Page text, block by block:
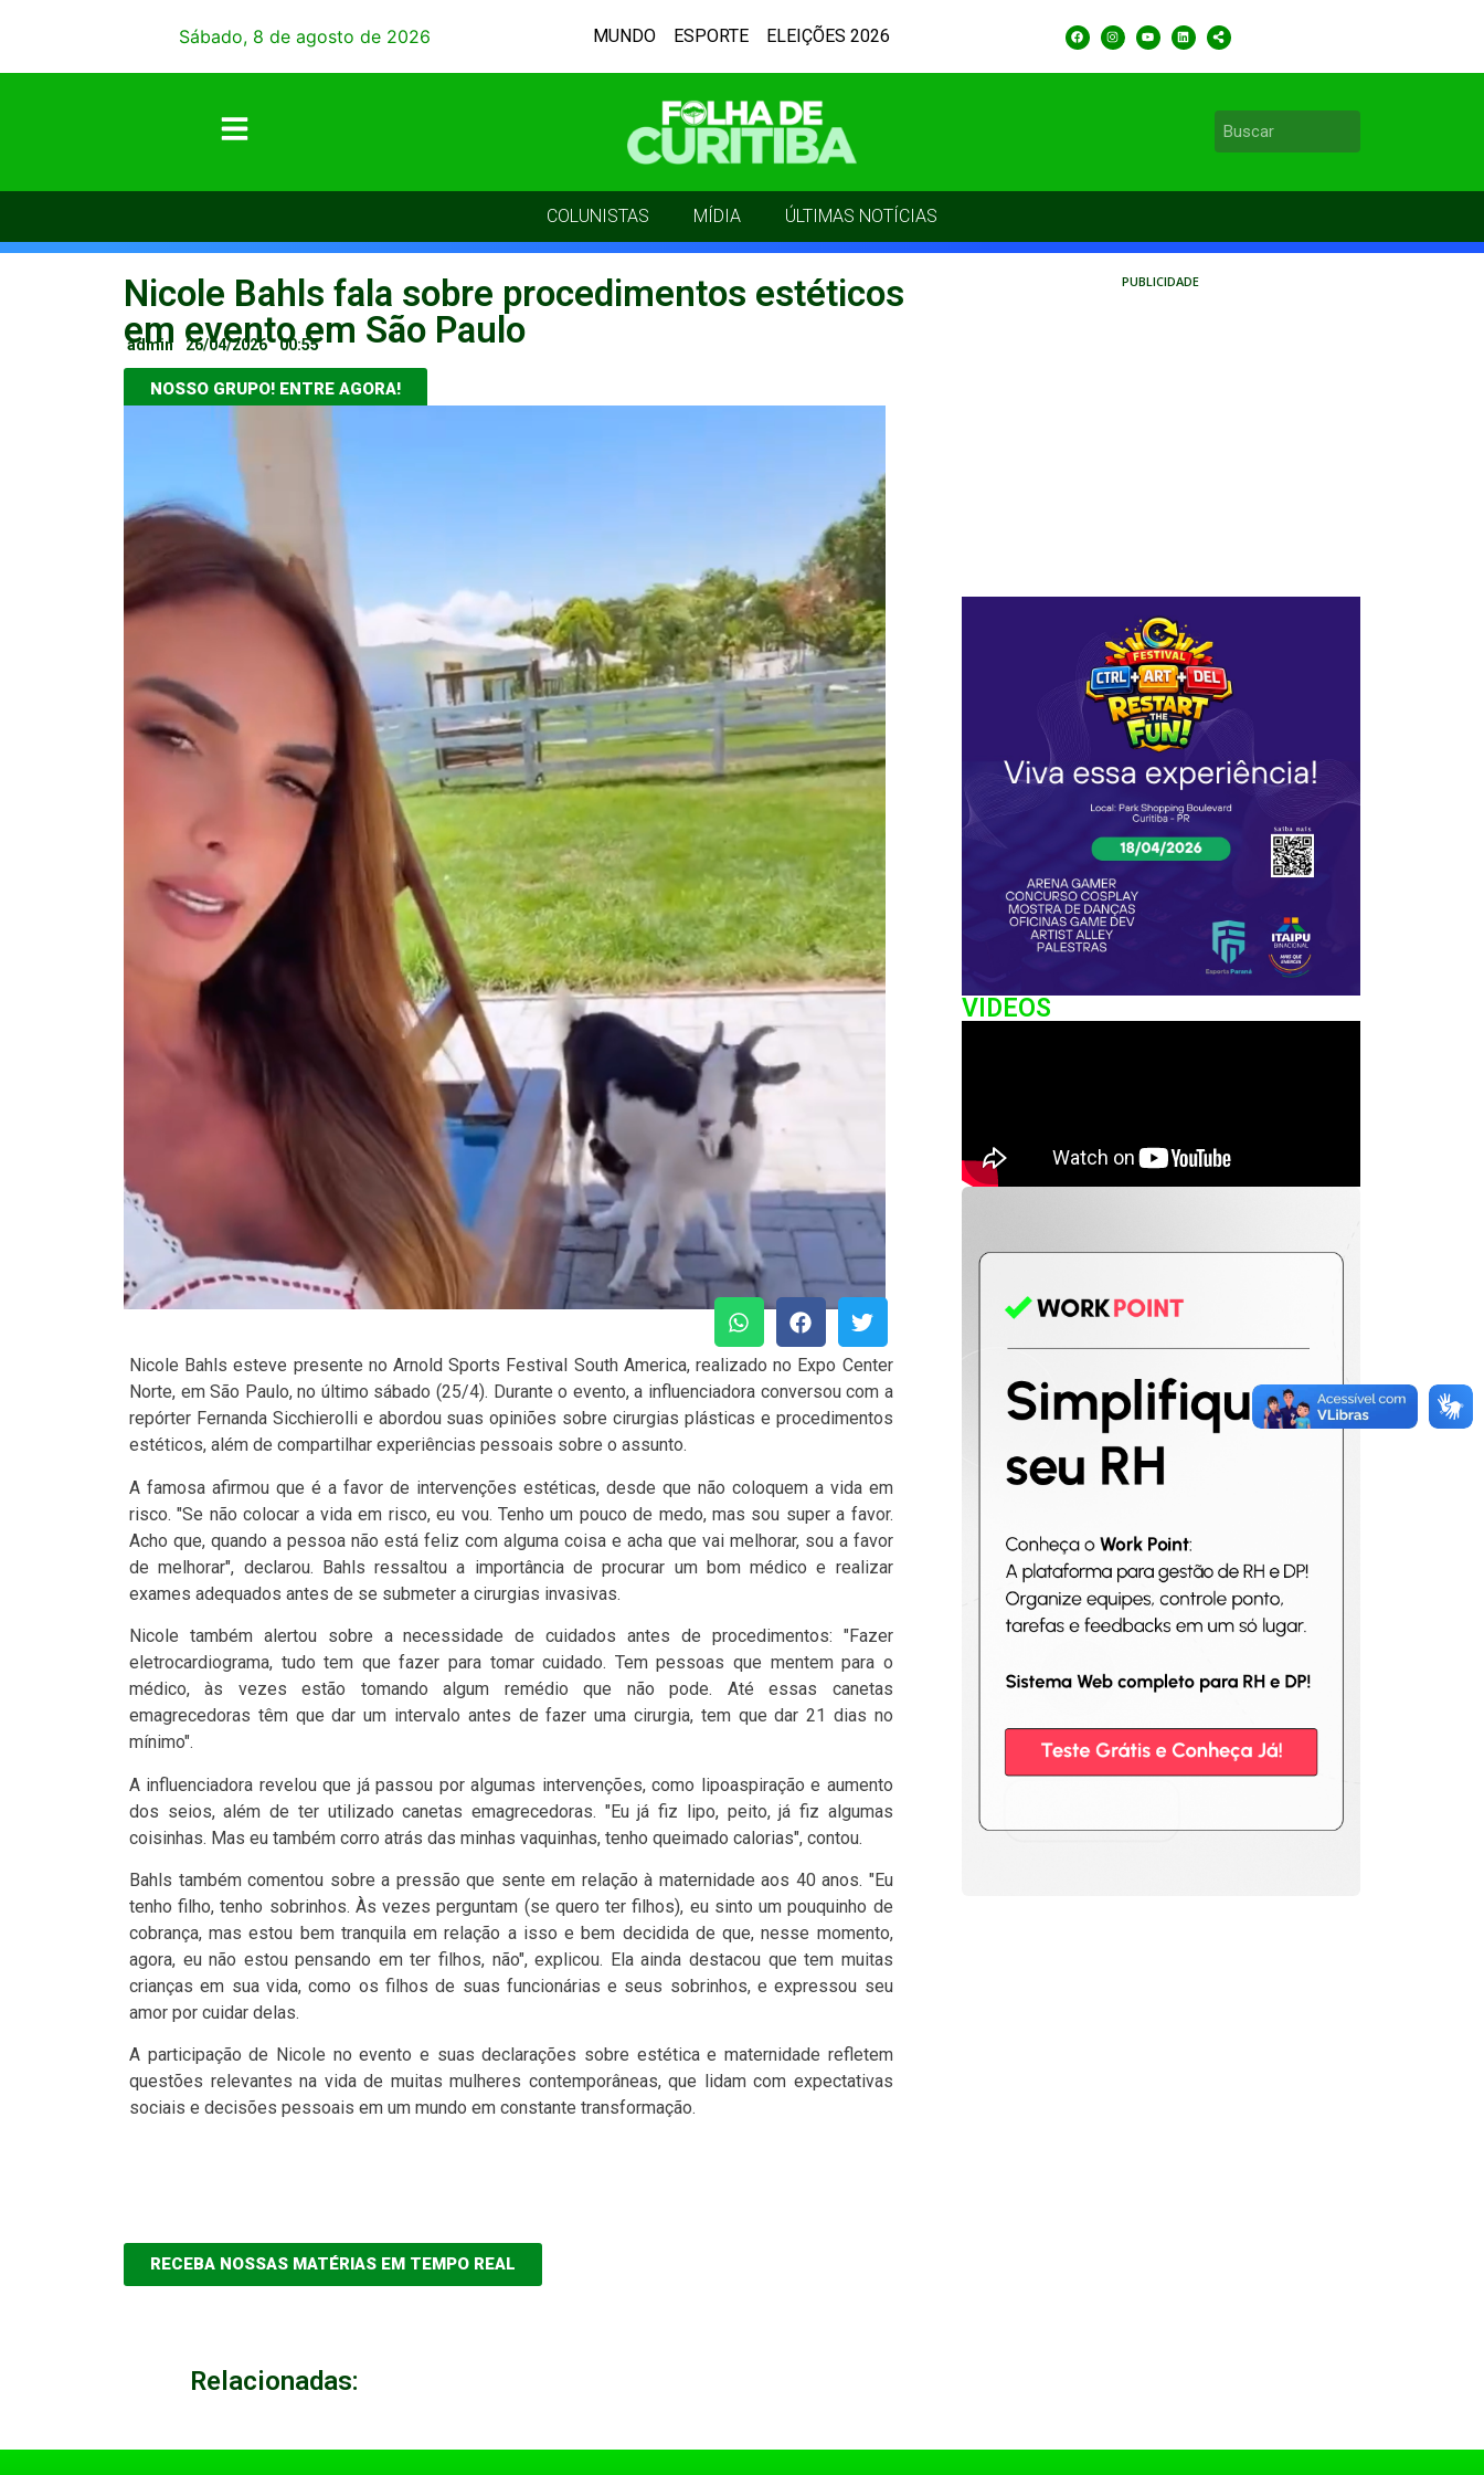
Sábado, 8 de agosto de 2026 MUNDO ESPORTE ELEIÇÕES 2026
COLUNISTAS MÍDIA ÚLTIMAS NOTÍCIAS
Nicole Bahls fala sobre procedimentos estéticos
em evento em São Paulo
admin 26/04/2026 00:55
NOSSO GRUPO! ENTRE AGORA!
Nicole Bahls esteve presente no Arnold Sports Festival South America, realizado no Expo Center
Norte, em São Paulo, no último sábado (25/4). Durante o evento, a influenciadora conversou com a
repórter Fernanda Sicchierolli e abordou suas opiniões sobre cirurgias plásticas e procedimentos
estéticos, além de compartilhar experiências pessoais sobre o assunto.
A famosa afirmou que é a favor de intervenções estéticas, desde que não coloquem a vida em
risco. "Se não colocar a vida em risco, eu vou. Tenho um pouco de medo, mas sou super a favor.
Acho que, quando a pessoa não está feliz com alguma coisa e acha que vai melhorar, sou a favor
de melhorar", declarou. Bahls ressaltou a importância de procurar um bom médico e realizar
exames adequados antes de se submeter a cirurgias invasivas.
Nicole também alertou sobre a necessidade de cuidados antes de procedimentos: "Fazer
eletrocardiograma, tudo tem que fazer para tomar cuidado. Tem pessoas que mentem para o
médico, às vezes estão tomando algum remédio que não pode. Até essas canetas
emagrecedoras têm que dar um intervalo antes de fazer uma cirurgia, tem que dar 21 dias no
mínimo".
A influenciadora revelou que já passou por algumas intervenções, como lipoaspiração e aumento
dos seios, além de ter utilizado canetas emagrecedoras. "Eu já fiz lipo, peito, já fiz algumas
coisinhas. Mas eu também corro atrás das minhas vaquinhas, tenho queimado calorias", contou.
Bahls também comentou sobre a pressão que sente em relação à maternidade aos 40 anos. "Eu
tenho filho, tenho sobrinhos. Às vezes perguntam (se quero ter filhos), eu sinto um pouquinho de
cobrança, mas estou bem tranquila em relação a isso e bem decidida de que, nesse momento,
agora, eu não estou pensando em ter filhos, não", explicou. Ela ainda destacou que tem muitas
crianças em sua vida, como os filhos de suas funcionárias e seus sobrinhos, e expressou seu
amor por cuidar delas.
A participação de Nicole no evento e suas declarações sobre estética e maternidade refletem
questões relevantes na vida de muitas mulheres contemporâneas, que lidam com expectativas
sociais e decisões pessoais em um mundo em constante transformação.
RECEBA NOSSAS MATÉRIAS EM TEMPO REAL
PUBLICIDADE
VIDEOS
Relacionadas: